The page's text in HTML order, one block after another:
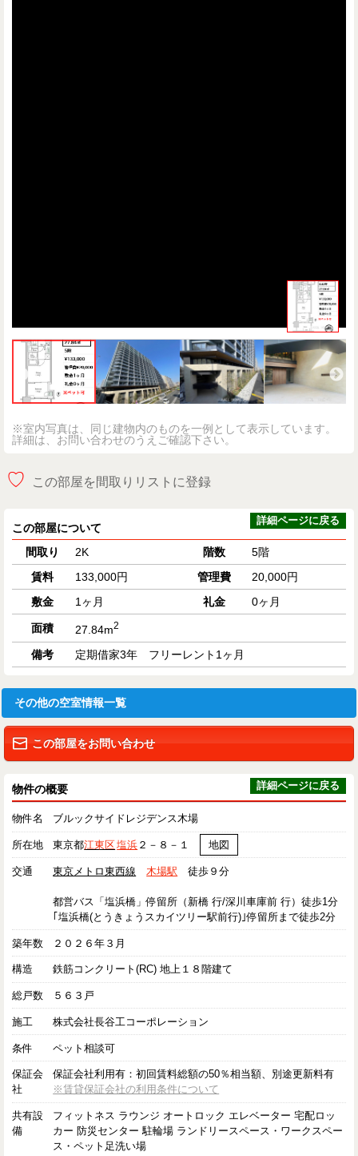
※室内写真は、同じ建物内のものを一例として表示しています。
詳細は、お問い合わせのうえご確認下さい。
♡ この部屋を間取りリストに登録
この部屋について
詳細ページに戻る
間取り 2K 階数
5階
賃料
133,000円 管理費
20,000円
敷金
1ヶ月 礼金 0ヶ月
面積 27.84m2
備考 定期借家3年 フリーレント1ヶ月
その他の空室情報一覧
この部屋をお問い合わせ
物件の概要 詳細ページに戻る
物件名 ブルックサイドレジデンス木場
所在地 東京都江東区塩浜 ２－８－１ 地図
交通 東京メトロ東西線 木場駅 徒歩９分
都営バス「塩浜橋」停留所（新橋 行/深川車庫前 行）徒歩1分
｢塩浜橋(とうきょうスカイツリー駅前行)｣停留所まで徒歩2分
築年数 ２０２６年３月
構造 鉄筋コンクリート(RC) 地上１８階建て
総戸数 ５６３戸
施工 株式会社長谷工コーポレーション
条件 ペット相談可
保証会
社
保証会社利用有：初回賃料総額の50％相当額、別途更新料有
※賃貸保証会社の利用条件について
共有設
備
フィットネス ラウンジ オートロック エレベーター 宅配ロッ
カー 防災センター 駐輪場 ランドリースペース・ワークスペー
ス・ペット足洗い場